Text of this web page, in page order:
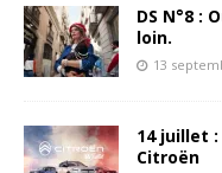
DS N°8 :
loin.
13
14 juillet
Citroën